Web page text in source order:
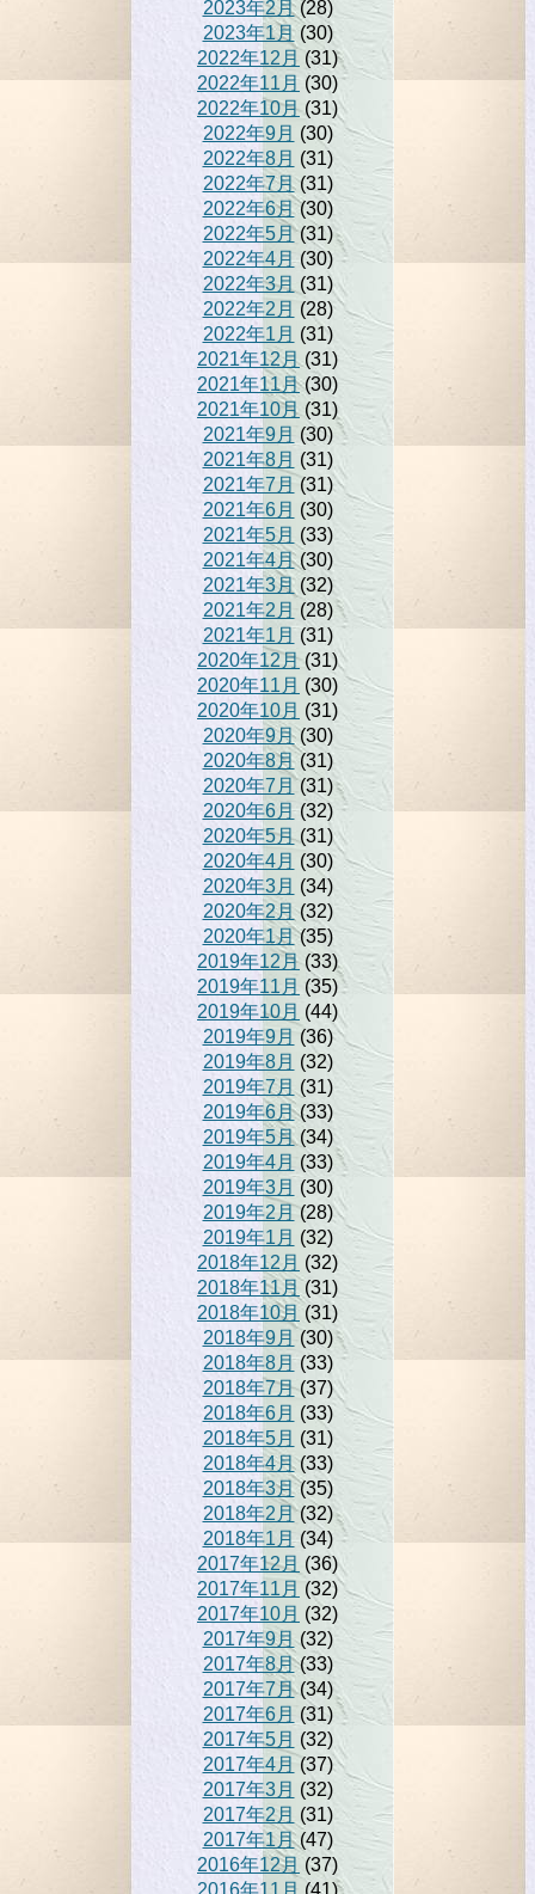
2023年2月(28)
2023年1月(30)
2022年12月 (31)
2022年11月 (30)
2022年10月 (31)
2022年9月 (30)
2022年8月 (31)
2022年7月(31)
2022年6月(30)
2022年5月(31)
2022年4月(30)
2022年3月 (31)
2022年2月 (28)
2022年1月 (31)
2021年12月(31)
2021年11月(30)
2021年10月 (31)
2021年9月 (30)
2021年8月 (31)
2021年7月 (31)
2021年6月 (30)
2021年5月 (33)
2021年4月(30)
2021年3月(32)
2021年2月 (28)
2021年1月(31)
2020年12月 (31)
2020年11月 (30)
2020年10月 (31)
2020年9月(30)
2020年8月(31)
2020年7月(31)
2020年6月(32)
2020年5月(31)
2020年4月 (30)
2020年3月 (34)
2020年2月 (32)
2020年1月(35)
2019年12月 (33)
2019年11月 (35)
2019年10月 (44)
2019年9月 (36)
2019年8月 (32)
2019年7月 (31)
2019年6月(33)
2019年5月(34)
2019年4月 (33)
2019年3月 (30)
2019年2月(28)
2019年1月 (32)
2018年12月 (32)
2018年11月 (31)
2018年10月(31)
2018年9月 (30)
2018年8月(33)
2018年7月(37)
2018年6月 (33)
2018年5月 (31)
2018年4月(33)
2018年3月(35)
2018年2月(32)
2018年1月(34)
2017年12月 (36)
2017年11月 (32)
2017年10月 (32)
2017年9月 (32)
2017年8月(33)
2017年7月(34)
2017年6月 (31)
2017年5月 (32)
2017年4月 (37)
2017年3月 (32)
2017年2月 (31)
2017年1月(47)
2016年12月 (37)
2016年11月 (41)